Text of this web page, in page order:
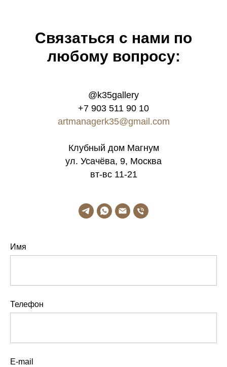
Связатьcя с нами по
любому вопросу:
@k35gallery
+7 903 511 90 10
artmanagerk35@gmail.com
Клубный дом Магнум
ул. Усачёва, 9, Москва
вт-вс 11-21
Имя
Телефон
E-mail